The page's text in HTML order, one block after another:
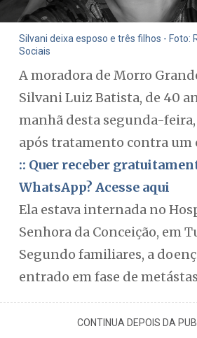
Silvani deixa esposo e três filhos - Foto:
Sociais
A moradora de Morro
Silvani Luiz Batista, de 40
manhã desta segunda-feira,
após tratamento contra um
:: Quer receber
WhatsApp? Acesse aqui
Ela estava internada no
Senhora da Conceição, em
Segundo familiares, a
entrado em fase de
CONTINUA DEPOIS DA